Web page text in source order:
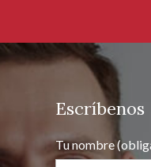
Escríbenos
Tu nombre